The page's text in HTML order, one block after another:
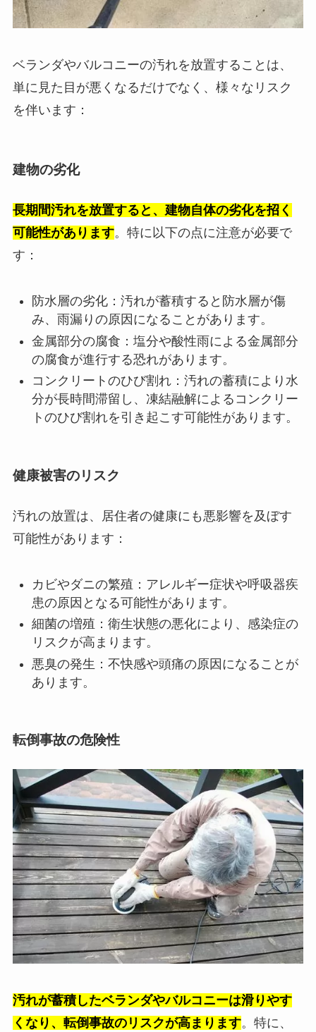
ベランダやバルコニーの汚れを放置することは、
単に見た目が悪くなるだけでなく、様々なリスク
を伴います：
建物の劣化
長期間汚れを放置すると、建物自体の劣化を招く
可能性があります。特に以下の点に注意が必要で
す：
防水層の劣化：汚れが蓄積すると防水層が傷
み、雨漏りの原因になることがあります。
金属部分の腐食：塩分や酸性雨による金属部分
の腐食が進行する恐れがあります。
コンクリートのひび割れ：汚れの蓄積により水
分が長時間滞留し、凍結融解によるコンクリー
トのひび割れを引き起こす可能性があります。
健康被害のリスク
汚れの放置は、居住者の健康にも悪影響を及ぼす
可能性があります：
カビやダニの繁殖：アレルギー症状や呼吸器疾
患の原因となる可能性があります。
細菌の増殖：衛生状態の悪化により、感染症の
リスクが高まります。
悪臭の発生：不快感や頭痛の原因になることが
あります。
転倒事故の危険性
汚れが蓄積したベランダやバルコニーは滑りやす
くなり、転倒事故のリスクが高まります。特に、